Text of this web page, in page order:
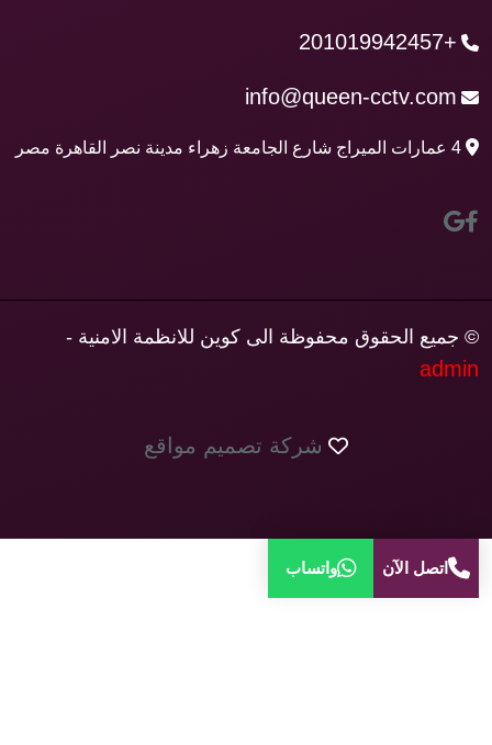
+201019942457
info@queen-cctv.com
4 عمارات الميراج شارع الجامعة زهراء مدينة نصر القاهرة مصر
© جميع الحقوق محفوظة الى كوين للانظمة الامنية -
admin
شركة تصميم مواقع
اتصل الآن واتساب